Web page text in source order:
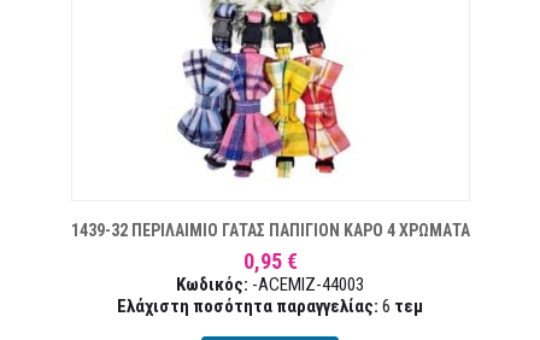
1439-32 ΠΕΡΙΛΑΙΜΙΟ ΓΑΤΑΣ ΠΑΠΙΓΙΟΝ ΚΑΡΟ 4 ΧΡΩΜΑΤΑ
0,95 €
Κωδικός: -ACEMIZ-44003
Ελάχιστη ποσότητα παραγγελίας: 6 τεμ